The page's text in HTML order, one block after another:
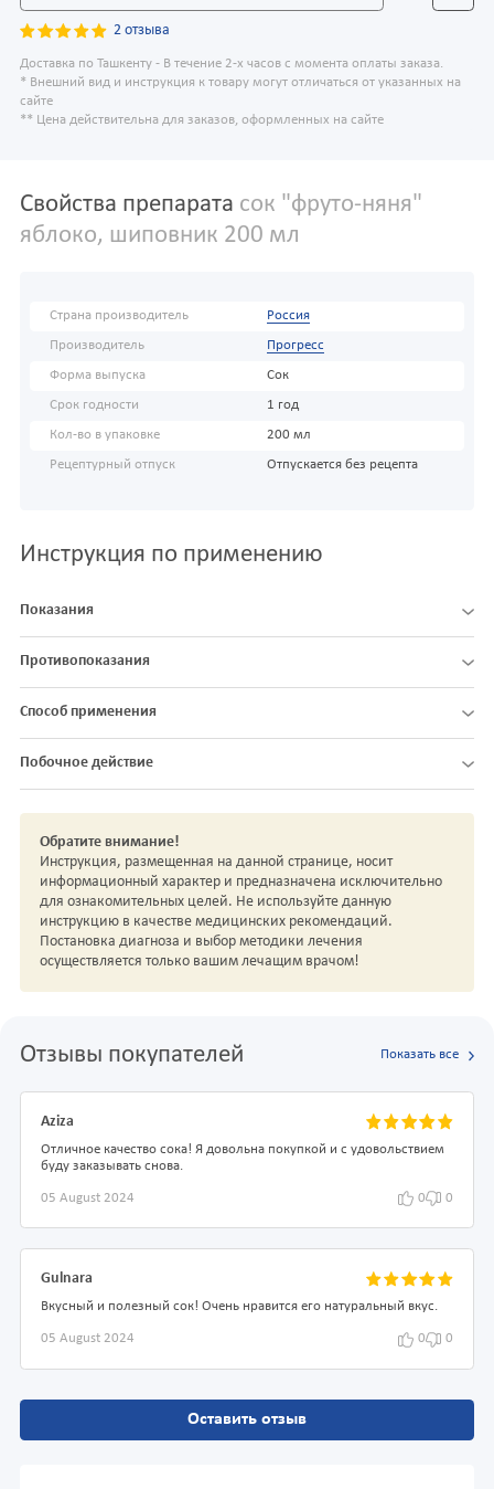
2 отзыва
Доставка по Ташкенту - В течение 2-х часов с момента оплаты заказа.
* Внешний вид и инструкция к товару могут отличаться от указанных на
сайте
** Цена действительна для заказов, оформленных на сайте
Свойства препарата сок "фруто-няня"
яблоко, шиповник 200 мл
Страна производитель Россия
Производитель Прогресс
Форма выпуска Сок
Срок годности 1 год
Кол-во в упаковке 200 мл
Рецептурный отпуск Отпускается без рецепта
Инструкция по применению
Показания
Противопоказания
Способ применения
Побочное действие
Обратите внимание!
Инструкция, размещенная на данной странице, носит
информационный характер и предназначена исключительно
для ознакомительных целей. Не используйте данную
инструкцию в качестве медицинских рекомендаций.
Постановка диагноза и выбор методики лечения
осуществляется только вашим лечащим врачом!
Отзывы покупателей Показать все
Aziza
Отличное качество сока! Я довольна покупкой и с удовольствием
буду заказывать снова.
05 August 2024 0 0
Gulnara
Вкусный и полезный сок! Очень нравится его натуральный вкус.
05 August 2024 0 0
Оставить отзыв